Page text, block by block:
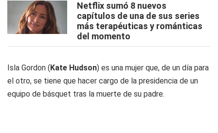
Netflix sumó 8 nuevos
capítulos de una de sus series
más terapéuticas y románticas
del momento
Isla Gordon (Kate Hudson) es una mujer que, de un día para
el otro, se tiene que hacer cargo de la presidencia de un
equipo de básquet tras la muerte de su padre.